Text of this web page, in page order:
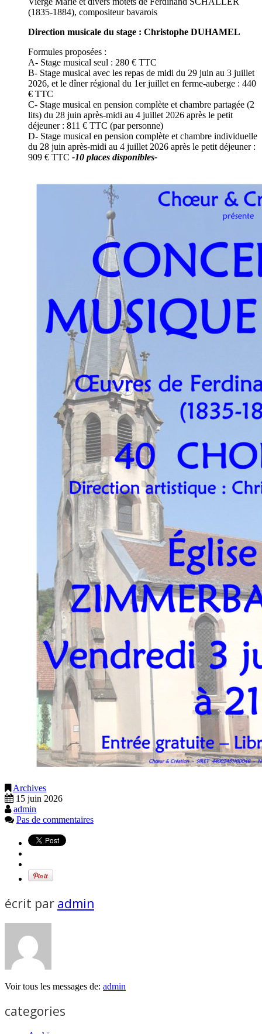
(1835-1884), compositeur bavarois
Direction musicale du stage : Christophe DUHAMEL
Formules proposées :
A- Stage musical seul : 280 € TTC
B- Stage musical avec les repas de midi du 29 juin au 3 juillet
2026, et le dîner régional du 1er juillet en ferme-auberge : 440
€ TTC
C- Stage musical en pension complète et chambre partagée (2
lits) du 28 juin après-midi au 4 juillet 2026 après le petit
déjeuner : 811 € TTC (par personne)
D- Stage musical en pension complète et chambre individuelle
du 28 juin après-midi au 4 juillet 2026 après le petit déjeuner :
909 € TTC -10 places disponibles-
Archives
15 juin 2026
admin
Pas de commentaires
écrit par admin
Voir tous les messages de: admin
categories